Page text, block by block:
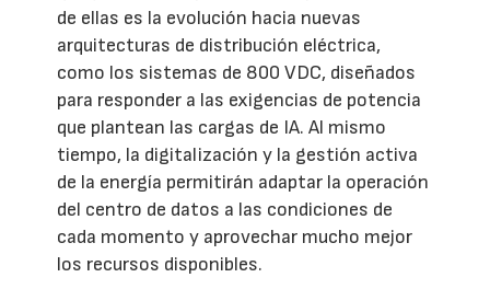
de ellas es la evolución hacia nuevas
arquitecturas de distribución eléctrica,
como los sistemas de 800 VDC, diseñados
para responder a las exigencias de potencia
que plantean las cargas de IA. Al mismo
tiempo, la digitalización y la gestión activa
de la energía permitirán adaptar la operación
del centro de datos a las condiciones de
cada momento y aprovechar mucho mejor
los recursos disponibles.